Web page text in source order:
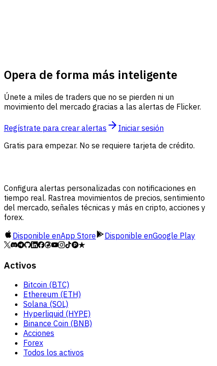
Opera de forma más inteligente
Únete a miles de traders que no se pierden ni un
movimiento del mercado gracias a las alertas de Flicker.
Regístrate para crear alertas
Iniciar sesión
Gratis para empezar. No se requiere tarjeta de crédito.
Configura alertas personalizadas con notificaciones en
tiempo real. Rastrea movimientos de precios, sentimiento
del mercado, señales técnicas y más en cripto, acciones y
forex.
Disponible enApp Store Disponible enGoogle Play
Activos
Bitcoin (BTC)
Ethereum (ETH)
Solana (SOL)
Hyperliquid (HYPE)
Binance Coin (BNB)
Acciones
Forex
Todos los activos